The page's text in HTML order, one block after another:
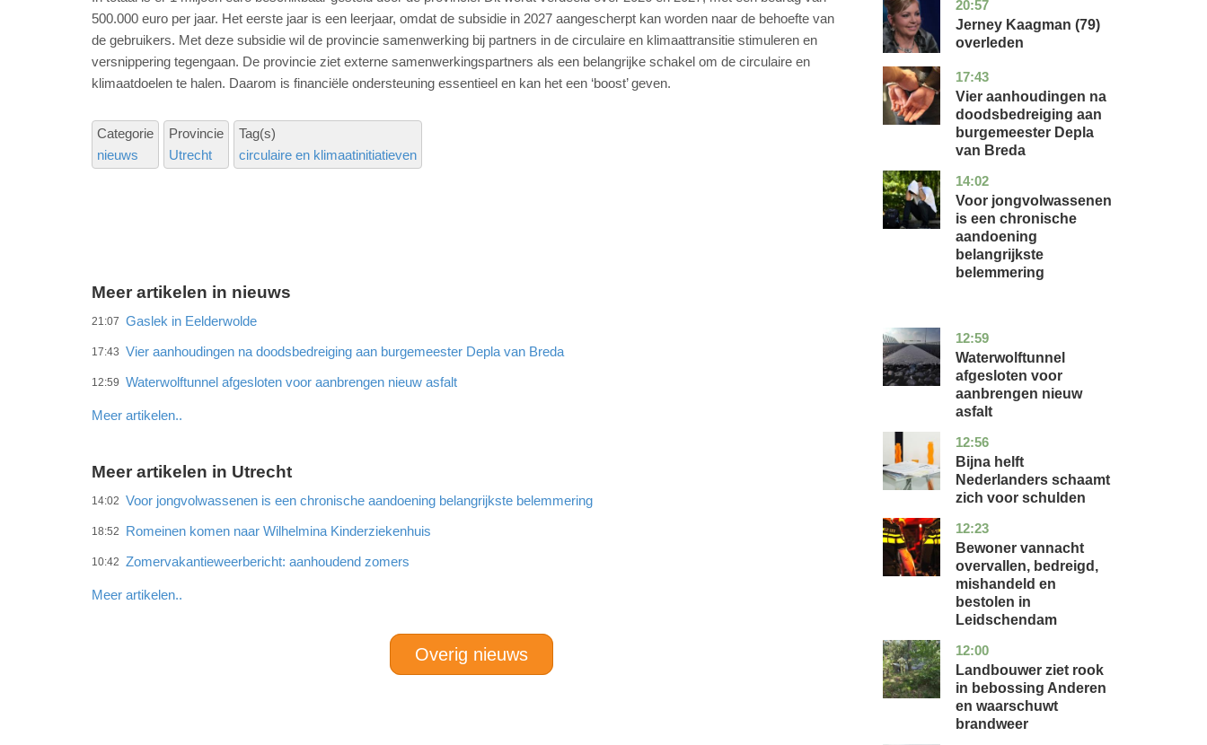
500.000 euro per jaar. Het eerste jaar is een leerjaar, omdat de subsidie in 2027 aangescherpt kan worden naar de behoefte van
de gebruikers. Met deze subsidie wil de provincie samenwerking bij partners in de circulaire en klimaattransitie stimuleren en
versnippering tegengaan. De provincie ziet externe samenwerkingspartners als een belangrijke schakel om de circulaire en
klimaatdoelen te halen. Daarom is financiële ondersteuning essentieel en kan het een ‘boost’ geven.
Categorie
nieuws
Provincie
Utrecht
Tag(s)
circulaire en klimaatinitiatieven
Meer artikelen in nieuws
21:07 Gaslek in Eelderwolde
17:43 Vier aanhoudingen na doodsbedreiging aan burgemeester Depla van Breda
12:59 Waterwolftunnel afgesloten voor aanbrengen nieuw asfalt
Meer artikelen..
Meer artikelen in Utrecht
14:02 Voor jongvolwassenen is een chronische aandoening belangrijkste belemmering
18:52 Romeinen komen naar Wilhelmina Kinderziekenhuis
10:42 Zomervakantieweerbericht: aanhoudend zomers
Meer artikelen..
Overig nieuws
20:57
noord-
glossy
Jerney Kaagman (79)
overleden
17:43
noord-
brabant
nieuws
Vier aanhoudingen na
doodsbedreiging aan
burgemeester Depla
van Breda
14:02
utrecht
gezondheid
Voor jongvolwassenen
is een chronische
aandoening
belangrijkste
belemmering
12:59
noord-
holland
nieuws
Waterwolftunnel
afgesloten voor
aanbrengen nieuw
asfalt
12:56
noord-
holland
economie
Bijna helft
Nederlanders schaamt
zich voor schulden
12:23
zuid-
holland
nieuws
Bewoner vannacht
overvallen, bedreigd,
mishandeld en
bestolen in
Leidschendam
12:00
drenthe
nieuws
Landbouwer ziet rook
in bebossing Anderen
en waarschuwt
brandweer